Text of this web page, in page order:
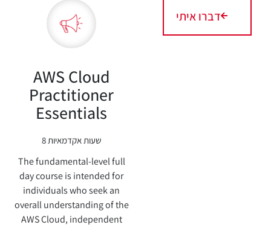
AWS Cloud
Practitioner
Essentials
8 שעות אקדמאיות
The fundamental-level full
day course is intended for
individuals who seek an
overall understanding of the
AWS Cloud, independent
דברו איתי